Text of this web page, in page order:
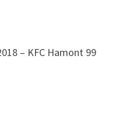
– KFC Hamont 99